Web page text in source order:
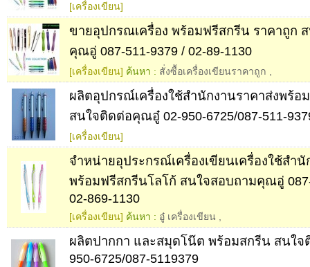
[เครื่องเขียน]
ขายอุปกรณเครื่อง พร้อมฟรีสกรีน ราคาถูก
คุณอู่ 087-511-9379 / 02-89-1130
[เครื่องเขียน] ค้นหา : สั่งซื้อเครื่องเขียนราคาถูก
ผลิตอุปกรณ์เครื่องใช้สำนักงานราคาส่งพร้อ
สนใจติดต่อคุณอู๋ 02-950-6725/087-511-
[เครื่องเขียน]
จำหน่ายอุประกรณ์เครื่องเขียนเครื่องใช้สำนั
พร้อมฟรีสกรีนโลโก้ สนใจสอบถามคุณอู่
02-869-1130
[เครื่องเขียน] ค้นหา : อู๋ เครื่องเขียน
ผลิตปากกา และสมุดโน๊ต พร้อมสกรีน สนใ
950-6725/087-5119379